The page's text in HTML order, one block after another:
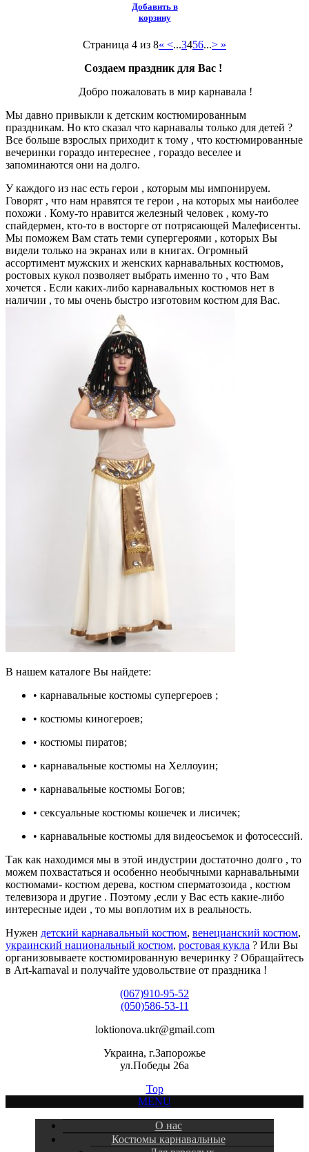
Добавить в
корзину
Страница 4 из 8« <...3456...> »
Создаем праздник для Вас !
Добро пожаловать в мир карнавала !
Мы давно привыкли к детским костюмированным
праздникам. Но кто сказал что карнавалы только для детей ?
Все больше взрослых приходит к тому , что костюмированные
вечеринки гораздо интереснее , гораздо веселее и
запоминаются они на долго.
У каждого из нас есть герои , которым мы импонируем.
Говорят , что нам нравятся те герои , на которых мы наиболее
похожи . Кому-то нравится железный человек , кому-то
спайдермен, кто-то в восторге от потрясающей Малефисенты.
Мы поможем Вам стать теми супергероями , которых Вы
видели только на экранах или в книгах. Огромный
ассортимент мужских и женских карнавальных костюмов,
ростовых кукол позволяет выбрать именно то , что Вам
хочется . Если каких-либо карнавальных костюмов нет в
наличии , то мы очень быстро изготовим костюм для Вас.
В нашем каталоге Вы найдете:
• карнавальные костюмы супергероев ;
• костюмы киногероев;
• костюмы пиратов;
• карнавальные костюмы на Хеллоуин;
• карнавальные костюмы Богов;
• сексуальные костюмы кошечек и лисичек;
• карнавальные костюмы для видеосъемок и фотосессий.
Так как находимся мы в этой индустрии достаточно долго , то
можем похвастаться и особенно необычными карнавальными
костюмами- костюм дерева, костюм сперматозоида , костюм
телевизора и другие . Поэтому ,если у Вас есть какие-либо
интересные идеи , то мы воплотим их в реальность.
Нужен детский карнавальный костюм, венецианский костюм,
украинский национальный костюм, ростовая кукла ? Или Вы
организовываете костюмированную вечеринку ? Обращайтесь
в Art-karnaval и получайте удовольствие от праздника !
(067)910-95-52
(050)586-53-11
loktionova.ukr@gmail.com
Украина, г.Запорожье
ул.Победы 26а
Top
MENU
О нас
Костюмы карнавальные